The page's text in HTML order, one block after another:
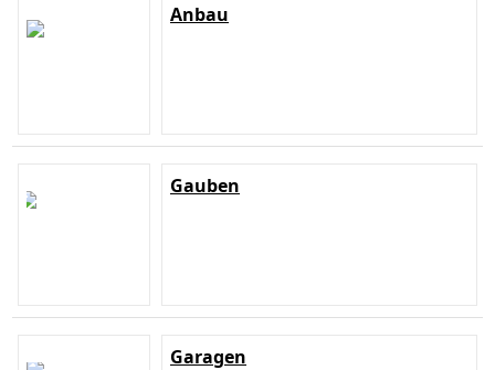
Anbau
Gauben
Garagen